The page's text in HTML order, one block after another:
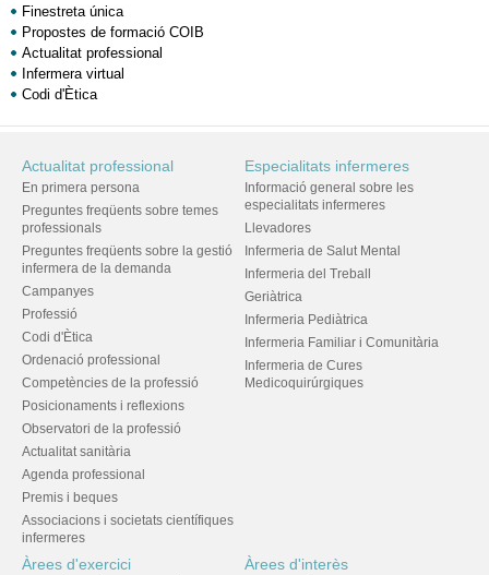
Finestreta única
Propostes de formació COIB
Actualitat professional
Infermera virtual
Codi d'Ètica
Actualitat professional
En primera persona
Preguntes freqüents sobre temes
professionals
Preguntes freqüents sobre la gestió
infermera de la demanda
Campanyes
Professió
Codi d'Ètica
Ordenació professional
Competències de la professió
Posicionaments i reflexions
Observatori de la professió
Actualitat sanitària
Agenda professional
Premis i beques
Associacions i societats científiques
infermeres
Especialitats infermeres
Informació general sobre les
especialitats infermeres
Llevadores
Infermeria de Salut Mental
Infermeria del Treball
Geriàtrica
Infermeria Pediàtrica
Infermeria Familiar i Comunitària
Infermeria de Cures
Medicoquirúrgiques
Àrees d'exercici Àrees d'interès